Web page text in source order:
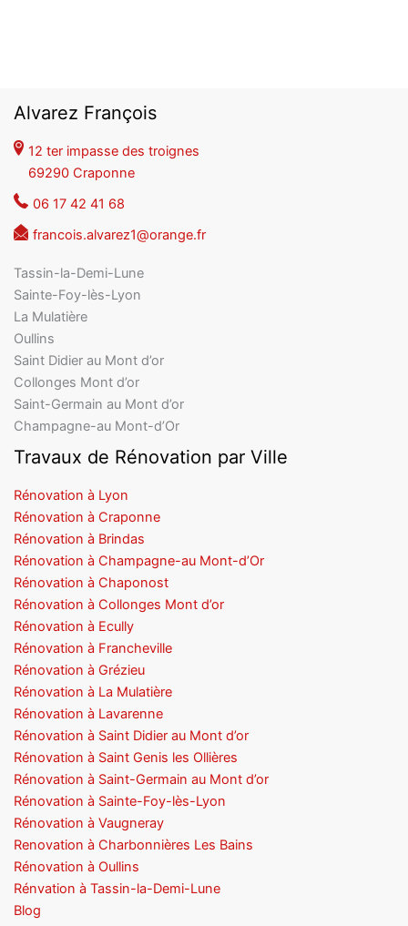
Alvarez François
12 ter impasse des troignes
69290 Craponne
06 17 42 41 68
francois.alvarez1@orange.fr
Tassin-la-Demi-Lune
Sainte-Foy-lès-Lyon
La Mulatière
Oullins
Saint Didier au Mont d’or
Collonges Mont d’or
Saint-Germain au Mont d’or
Champagne-au Mont-d’Or
Travaux de Rénovation par Ville
Rénovation à Lyon
Rénovation à Craponne
Rénovation à Brindas
Rénovation à Champagne-au Mont-d’Or
Rénovation à Chaponost
Rénovation à Collonges Mont d’or
Rénovation à Ecully
Rénovation à Francheville
Rénovation à Grézieu
Rénovation à La Mulatière
Rénovation à Lavarenne
Rénovation à Saint Didier au Mont d’or
Rénovation à Saint Genis les Ollières
Rénovation à Saint-Germain au Mont d’or
Rénovation à Sainte-Foy-lès-Lyon
Rénovation à Vaugneray
Renovation à Charbonnières Les Bains
Rénovation à Oullins
Rénvation à Tassin-la-Demi-Lune
Blog